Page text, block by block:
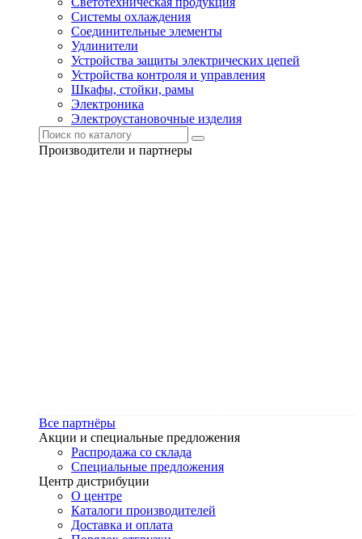
Системы охлаждения
Соединительные элементы
Удлинители
Устройства защиты электрических цепей
Устройства контроля и управления
Шкафы, стойки, рамы
Электроника
Электроустановочные изделия
Производители и партнеры
Все партнёры
Акции и специальные предложения
Распродажа со склада
Специальные предложения
Центр дистрибуции
О центре
Каталоги производителей
Доставка и оплата